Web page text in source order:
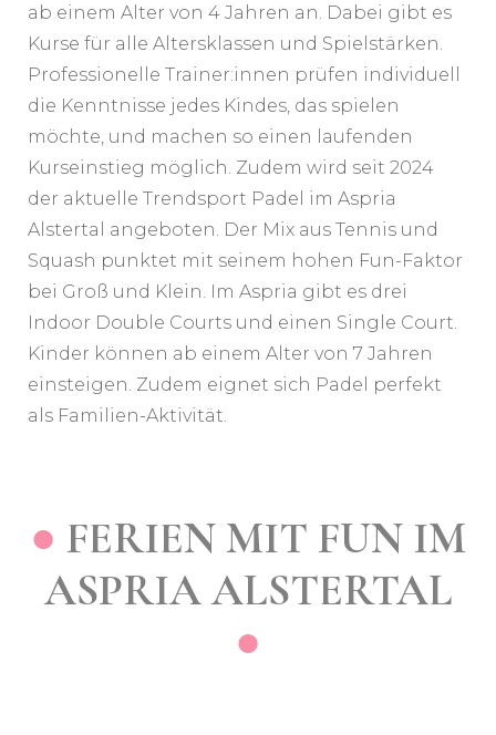
ab einem Alter von 4 Jahren an. Dabei gibt es
Kurse für alle Altersklassen und Spielstärken.
Professionelle Trainer:innen prüfen individuell
die Kenntnisse jedes Kindes, das spielen
möchte, und machen so einen laufenden
Kurseinstieg möglich. Zudem wird seit 2024
der aktuelle Trendsport Padel im Aspria
Alstertal angeboten. Der Mix aus Tennis und
Squash punktet mit seinem hohen Fun-Faktor
bei Groß und Klein. Im Aspria gibt es drei
Indoor Double Courts und einen Single Court.
Kinder können ab einem Alter von 7 Jahren
einsteigen. Zudem eignet sich Padel perfekt
als Familien-Aktivität.
● FERIEN MIT FUN IM
ASPRIA ALSTERTAL
●